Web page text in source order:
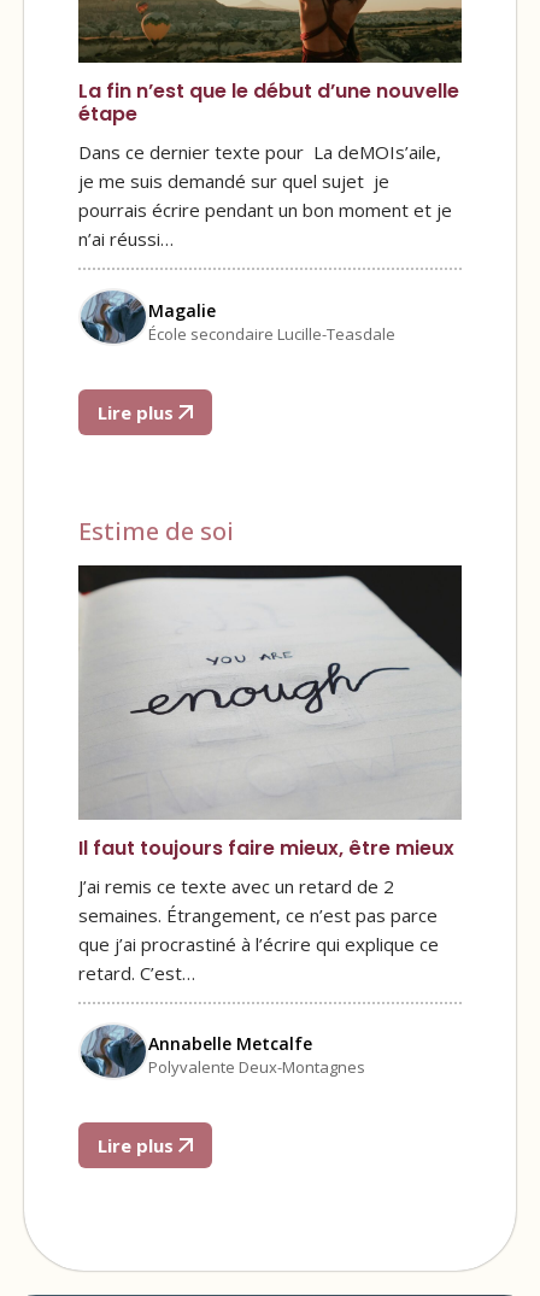
La fin n’est que le début d’une nouvelle
étape
Dans ce dernier texte pour La deMOIs’aile,
je me suis demandé sur quel sujet je
pourrais écrire pendant un bon moment et je
n’ai réussi…
Magalie
École secondaire Lucille-Teasdale
Lire plus
Estime de soi
Il faut toujours faire mieux, être mieux
J’ai remis ce texte avec un retard de 2
semaines. Étrangement, ce n’est pas parce
que j’ai procrastiné à l’écrire qui explique ce
retard. C’est…
Annabelle Metcalfe
Polyvalente Deux-Montagnes
Lire plus